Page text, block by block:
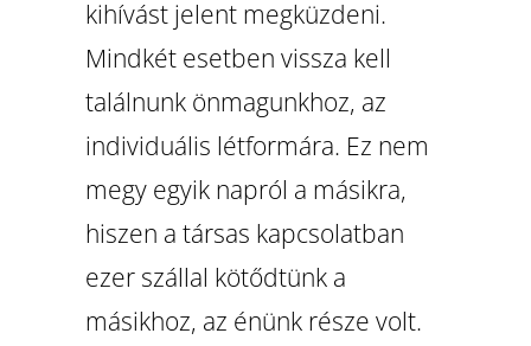
kihívást jelent megküzdeni.
Mindkét esetben vissza kell
találnunk önmagunkhoz, az
individuális létformára. Ez nem
megy egyik napról a másikra,
hiszen a társas kapcsolatban
ezer szállal kötődtünk a
másikhoz, az énünk része volt.